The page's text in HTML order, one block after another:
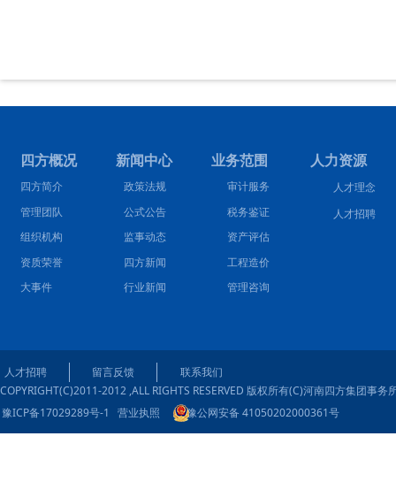
四方简介
管理团队
组织机构
资质荣誉
大事件
四方概况 新闻中心 业务范围 人力资源
政策法规
公式公告
监事动态
四方新闻
行业新闻
审计服务
税务鉴证
资产评估
工程造价
管理咨询
人才理念
人才招聘
人才招聘 留言反馈 联系我们
COPYRIGHT(C)2011-2012 ,ALL RIGHTS RESERVED 版权所有(C)河南四方集团事务
豫ICP备17029289号-1
营业执照 豫公网安备 41050202000361号